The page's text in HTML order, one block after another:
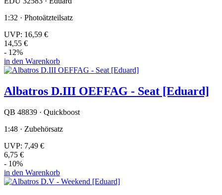
1:32 · Photoätzteilsatz
UVP: 16,59 €
14,55 €
- 12%
in den Warenkorb
Albatros D.III OEFFAG - Seat [Eduard]
QB 48839 · Quickboost
1:48 · Zubehörsatz
UVP: 7,49 €
6,75 €
- 10%
in den Warenkorb